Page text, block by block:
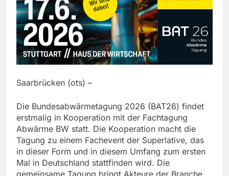
Saarbrücken (ots) –
Die Bundesabwärmetagung 2026 (BAT26) findet
erstmalig in Kooperation mit der Fachtagung
Abwärme BW statt. Die Kooperation macht die
Tagung zu einem Fachevent der Superlative, das
in dieser Form und in diesem Umfang zum ersten
Mal in Deutschland stattfinden wird. Die